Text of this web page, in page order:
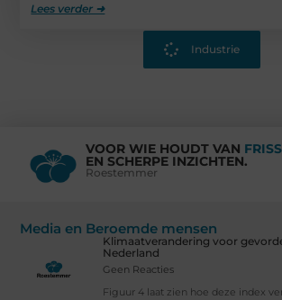
Lees verder ➜
Industrie
VOOR WIE HOUDT VAN
EN SCHERPE INZICHTEN.
Roestemmer
Media en Beroemde mensen
Klimaatverandering voor
Nederland
Geen Reacties
Figuur 4 laat zien hoe deze index